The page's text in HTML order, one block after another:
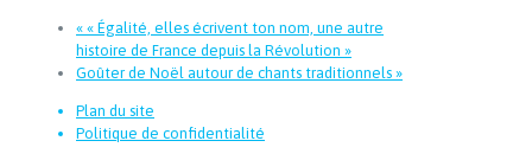
« « Égalité, elles écrivent ton nom, une autre
histoire de France depuis la Révolution »
Goûter de Noël autour de chants traditionnels »
Plan du site
Politique de confidentialité